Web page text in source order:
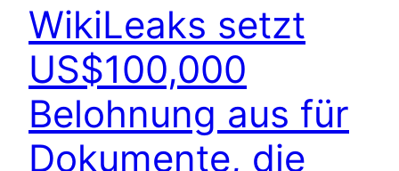
WikiLeaks setzt
US$100,000
Belohnung aus für
Dokumente, die